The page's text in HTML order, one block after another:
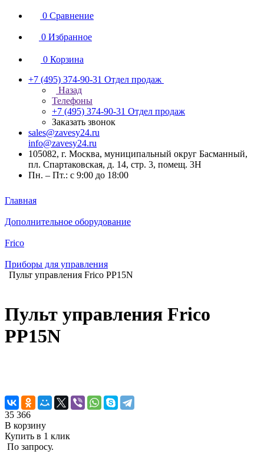
0 Сравнение
0 Избранное
0 Корзина
+7 (495) 374-90-31 Отдел продаж
Назад
Телефоны
+7 (495) 374-90-31 Отдел продаж
Заказать звонок
sales@zavesy24.ru
info@zavesy24.ru
105082, г. Москва, муниципальный округ Басманный,
пл. Спартаковская, д. 14, стр. 3, помещ. 3Н
Пн. – Пт.: с 9:00 до 18:00
Главная
Дополнительное оборудование
Frico
Приборы для управления
Пульт управления Frico PP15N
Пульт управления Frico
PP15N
35 366
В корзину
Купить в 1 клик
По запросу.